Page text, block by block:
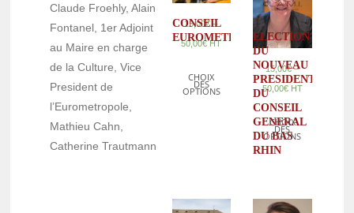
Claude Froehly, Alain
Fontanel, 1er Adjoint
au Maire en charge
de la Culture, Vice
President de
l’Eurometropole,
Mathieu Cahn,
Catherine Trautmann
CONSEIL
EUROMETROPOLE
15,00€–
50,00€ HT
CHOIX
DES
OPTIONS
ELECTION
DU
NOUVEAU
PRESIDENT
DU
CONSEIL
GENERAL
DU BAS
RHIN
15,00€–
50,00€ HT
CHOIX
DES
OPTIONS